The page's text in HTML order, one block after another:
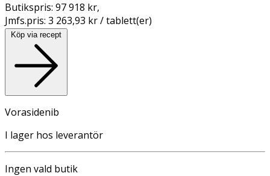
Butikspris: 97 918 kr,
Jmfs.pris: 3 263,93 kr / tablett(er)
Köp via recept
Vorasidenib
I lager hos leverantör
Ingen vald butik